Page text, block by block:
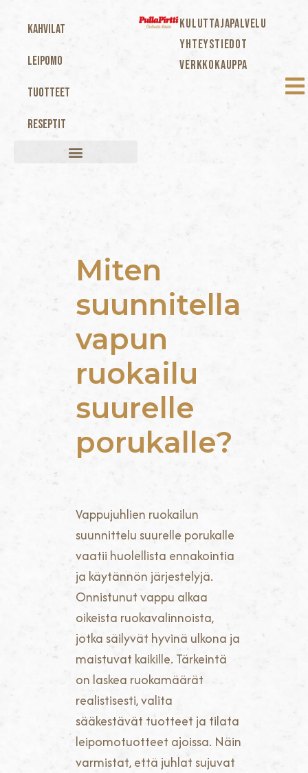
Kahvilat
Leipomo
Tuotteet
Reseptit
KULUTTAJAPALVELU
YHTEYSTIEDOT
VERKKOKAUPPA
Miten
suunnitella
vapun
ruokailu
suurelle
porukalle?
Vappujuhlien ruokailun
suunnittelu suurelle porukalle
vaatii huolellista ennakointia
ja käytännön järjestelyjä.
Onnistunut vappu alkaa
oikeista ruokavalinnoista,
jotka säilyvät hyvinä ulkona ja
maistuvat kaikille. Tärkeintä
on laskea ruokamäärät
realistisesti, valita
sääkestävät tuotteet ja tilata
leipomotuotteet ajoissa. Näin
varmistat, että juhlat sujuvat